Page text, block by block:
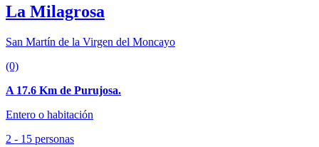
La Milagrosa
San Martín de la Virgen del Moncayo
(0)
A 17.6 Km de Purujosa.
Entero o habitación
2 - 15 personas